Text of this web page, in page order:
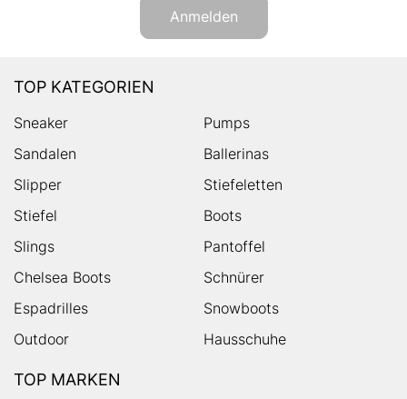
Anmelden
TOP KATEGORIEN
Sneaker
Pumps
Sandalen
Ballerinas
Slipper
Stiefeletten
Stiefel
Boots
Slings
Pantoffel
Chelsea Boots
Schnürer
Espadrilles
Snowboots
Outdoor
Hausschuhe
TOP MARKEN